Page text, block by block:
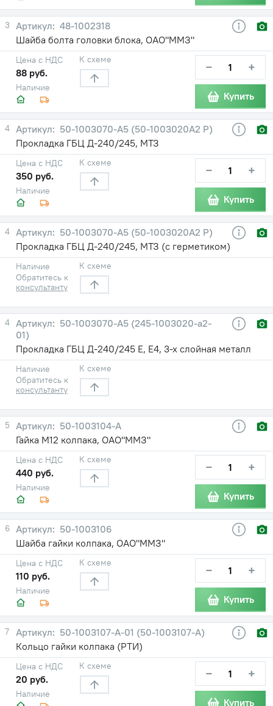
3
48-1002318
Шайба болта головки блока, ОАО"ММЗ"
Наличие
Цена с НДС
88 руб.
К схеме − +
Купить
4
50-1003070-А5 (50-1003020А2 Р)
Прокладка ГБЦ Д-240/245, МТЗ
Наличие
Цена с НДС
350 руб.
К схеме − +
Купить
4
50-1003070-А5 (50-1003020А2 Р)
Прокладка ГБЦ Д-240/245, МТЗ (с герметиком)
Наличие
Обратитесь к
консультанту
К схеме
4
50-1003070-А5 (245-1003020-а2-
01)
Прокладка ГБЦ Д-240/245 Е, Е4, 3-х слойная металл
Наличие
Обратитесь к
консультанту
К схеме
5
50-1003104-А
Гайка М12 колпака, ОАО"ММЗ"
Наличие
Цена с НДС
440 руб.
К схеме − +
Купить
6
50-1003106
Шайба гайки колпака, ОАО"ММЗ"
Наличие
Цена с НДС
110 руб.
К схеме − +
Купить
7
50-1003107-А-01 (50-1003107-А)
Кольцо гайки колпака (РТИ)
Наличие
Цена с НДС
20 руб.
К схеме − +
Купить